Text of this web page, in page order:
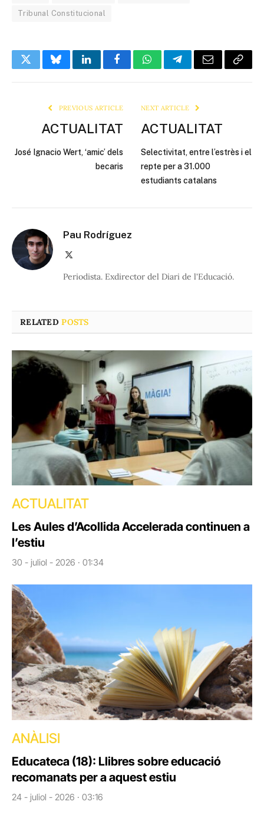
Tribunal Constitucional
TwitterBlueskyLinkedInFacebookWhatsAppTelegramEmail Copy
PREVIOUS ARTICLE
ACTUALITAT
José Ignacio Wert, ‘amic’ dels
becaris
NEXT ARTICLE
ACTUALITAT
Selectivitat, entre l’estrès i el
repte per a 31.000
estudiants catalans
Pau Rodríguez
Periodista. Exdirector del Diari de l'Educació.
RELATEDPOSTS
ACTUALITAT
Les Aules d’Acollida Accelerada continuen a
l’estiu
30 - juliol - 2026 · 01:34
ANÀLISI
Educateca (18): Llibres sobre educació
recomanats per a aquest estiu
24 - juliol - 2026 · 03:16